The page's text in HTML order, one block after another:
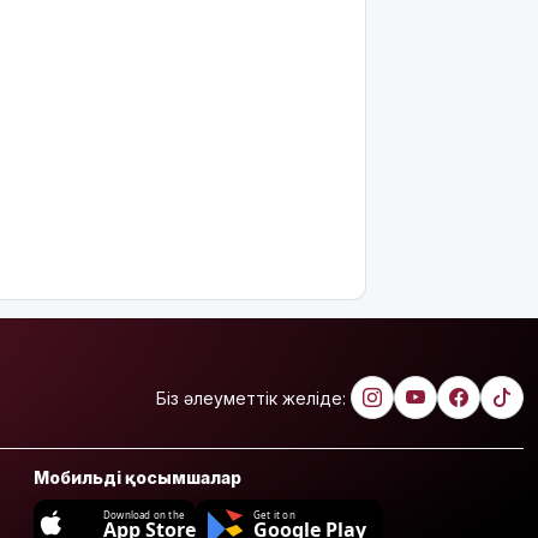
Біз әлеуметтік желіде:
Мобильді қосымшалар
Download on the
App Store
Get it on
Google Play